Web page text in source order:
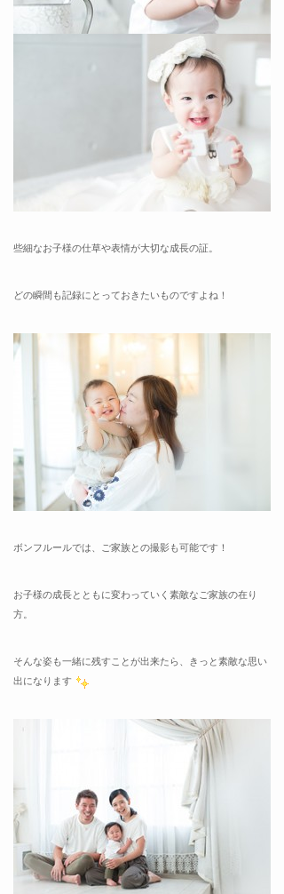
些細なお子様の仕草や表情が大切な成長の証。
どの瞬間も記録にとっておきたいものですよね！
ボンフルールでは、ご家族との撮影も可能です！
お子様の成長とともに変わっていく素敵なご家族の在り
方。
そんな姿も一緒に残すことが出来たら、きっと素敵な思い
出になります